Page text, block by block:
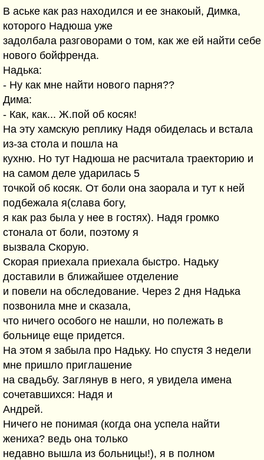
В аське как раз находился и ее знакоый, Димка,
которого Надюша уже
задолбала разговорами о том, как же ей найти себе
нового бойфренда.
Надька:
- Ну как мне найти нового парня??
Дима:
- Как, как... Ж.пой об косяк!
На эту хамскую реплику Надя обиделась и встала
из-за стола и пошла на
кухню. Но тут Надюша не расчитала траекторию и
на самом деле ударилась 5
точкой об косяк. От боли она заорала и тут к ней
подбежала я(слава богу,
я как раз была у нее в гостях). Надя громко
стонала от боли, поэтому я
вызвала Скорую.
Скорая приехала приехала быстро. Надьку
доставили в ближайшее отделение
и повели на обследование. Через 2 дня Надька
позвонила мне и сказала,
что ничего особого не нашли, но полежать в
больнице еще придется.
На этом я забыла про Надьку. Но спустя 3 недели
мне пришло приглашение
на свадьбу. Заглянув в него, я увидела имена
сочетавшихся: Надя и
Андрей.
Ничего не понимая (когда она успела найти
жениха? ведь она только
недавно вышла из больницы!), я в полном